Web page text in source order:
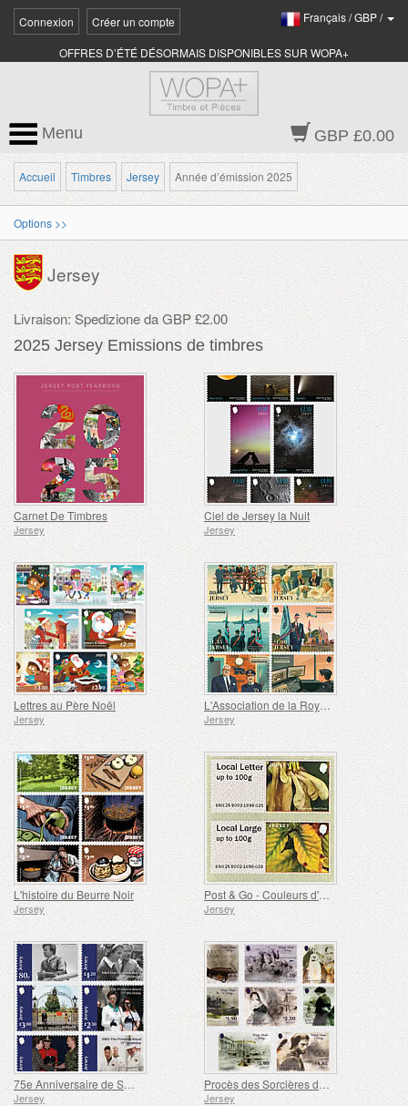
Connexion Créer un compte Français/GBP/
OFFRES D’ÉTÉ DÉSORMAIS DISPONIBLES SUR WOPA+
GBP £0.00
Menu
Accueil Timbres Jersey Année d’émission 2025
Options >>
Jersey
Livraison: Spedizione da GBP £2.00
2025 Jersey Emissions de timbres
Carnet De Timbres
Jersey
Ciel de Jersey la Nuit
Jersey
Lettres au Père Noël
Jersey
L'Association de la Royal Air Force
Jersey
L'histoire du Beurre Noir
Jersey
Post & Go - Couleurs d'automne
Jersey
75e Anniversaire de SAR la Princesse Royale
Jersey
Procès des Sorcières de Jersey
Jersey